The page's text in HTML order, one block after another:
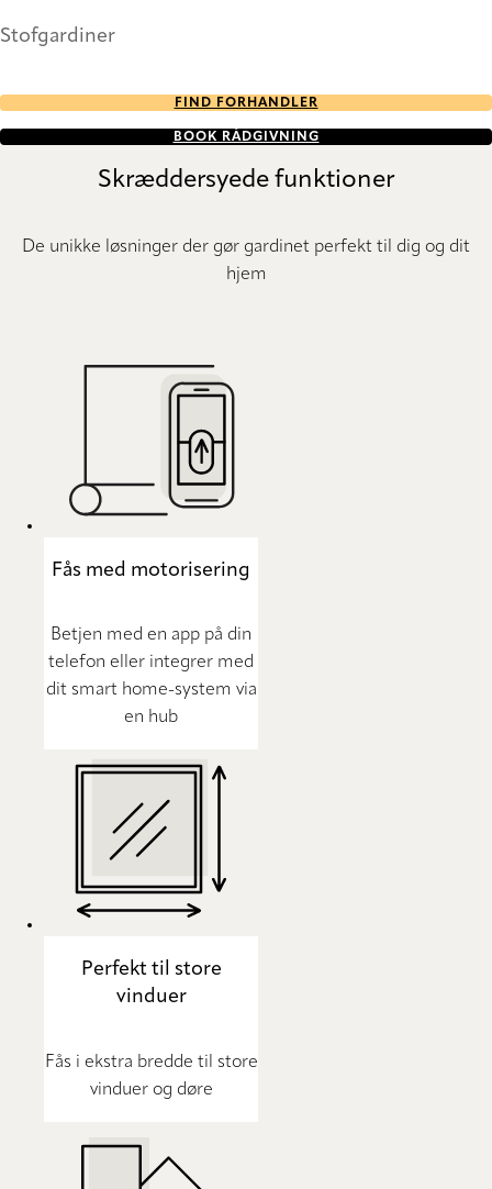
Stofgardiner
FIND FORHANDLER
BOOK RÅDGIVNING
Skræddersyede funktioner
De unikke løsninger der gør gardinet perfekt til dig og dit
hjem
Fås med motorisering
Betjen med en app på din
telefon eller integrer med
dit smart home-system via
en hub
Perfekt til store
vinduer
Fås i ekstra bredde til store
vinduer og døre